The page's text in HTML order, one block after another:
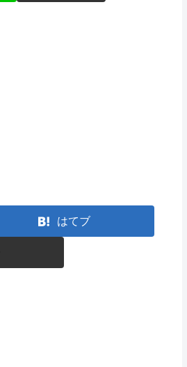
はてブ